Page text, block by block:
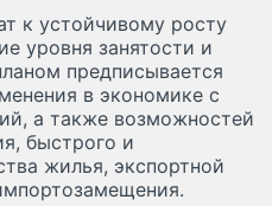
к устойчивому росту
уровня занятости и
предписывается
в экономике с
а также возможностей
быстрого и
жилья, экспортной